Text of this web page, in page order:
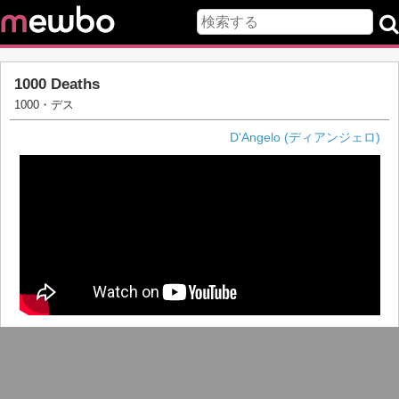
1000 Deaths
1000・デス
D'Angelo (ディアンジェロ)